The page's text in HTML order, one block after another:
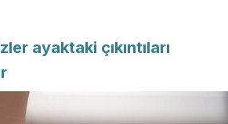
ayaktaki çıkıntıları